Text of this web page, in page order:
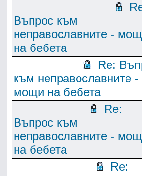
Въпрос към
неправославните -
на бебета
Re:
към неправославните -
мощи на бебета
Re:
Въпрос към
неправославните -
на бебета
Re: